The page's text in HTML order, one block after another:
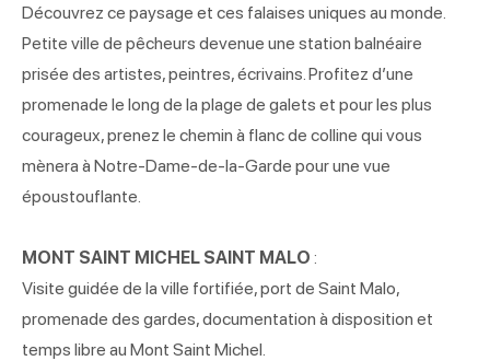
Découvrez ce paysage et ces falaises uniques au monde.
Petite ville de pêcheurs devenue une station balnéaire
prisée des artistes, peintres, écrivains. Profitez d’une
promenade le long de la plage de galets et pour les plus
courageux, prenez le chemin à flanc de colline qui vous
mènera à Notre-Dame-de-la-Garde pour une vue
époustouflante.
MONT SAINT MICHEL SAINT MALO :
Visite guidée de la ville fortifiée, port de Saint Malo,
promenade des gardes, documentation à disposition et
temps libre au Mont Saint Michel.